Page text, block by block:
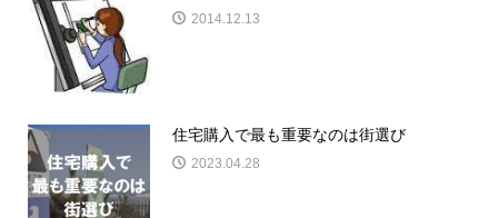
2014.12.13
住宅購入で最も重要なのは街選び
2023.04.28